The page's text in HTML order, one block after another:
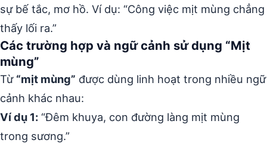
sự bế tắc, mơ hồ. Ví dụ: “Công việc mịt mùng chẳng
thấy lối ra.”
Các trường hợp và ngữ cảnh sử dụng “Mịt
mùng”
Từ “mịt mùng” được dùng linh hoạt trong nhiều ngữ
cảnh khác nhau:
Ví dụ 1: “Đêm khuya, con đường làng mịt mùng
trong sương.”